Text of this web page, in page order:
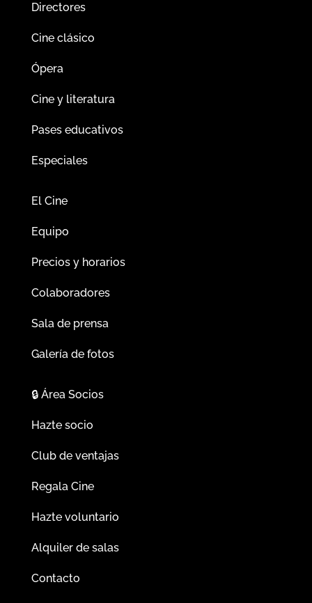
Directores
Cine clásico
Ópera
Cine y literatura
Pases educativos
Especiales
El Cine
Equipo
Precios y horarios
Colaboradores
Sala de prensa
Galería de fotos
🔒Área Socios
Hazte socio
Club de ventajas
Regala Cine
Hazte voluntario
Alquiler de salas
Contacto